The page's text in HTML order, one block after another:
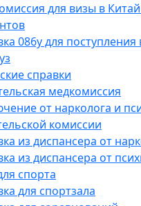
для визы в
086у для поступления
справки
медкомиссия
от нарколога и
комиссии
из диспансера от
из диспансера от
спорта
для спортзала